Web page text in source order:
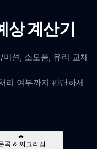
상 계산기
션, 소모품, 유리 교체
리 여부까지 판단하세
🚙
콕 & 찌그러짐